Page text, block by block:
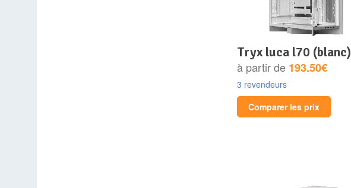
tryx luca l70 (blanc)
à partir de 193.50€
3 revendeurs
Comparer les prix